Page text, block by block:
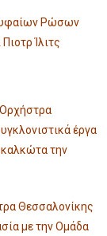
Ρώσων
Ίλιτς
Ορχήστρα
έργα
την
Θεσσαλονίκης
με την Ομάδα